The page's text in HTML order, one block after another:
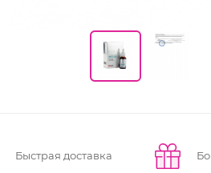
Быстрая доставка